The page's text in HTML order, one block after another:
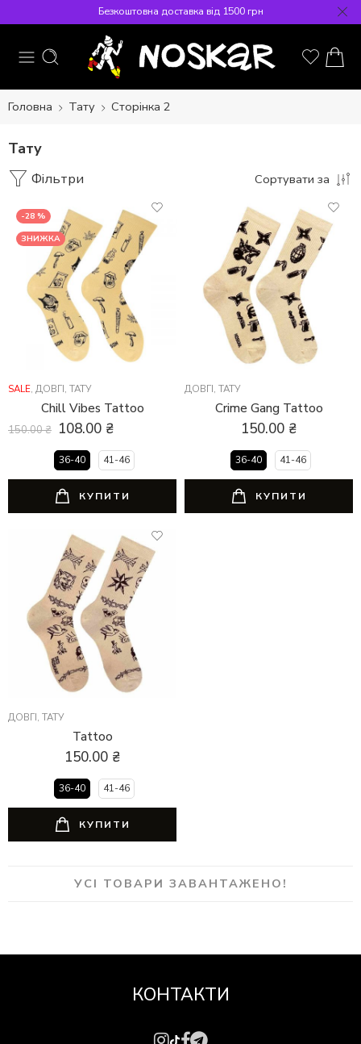
Безкоштовна доставка від 1500 грн
Головна Тату Сторінка 2
Тату
Фільтри Сортувати за
-28 %
ЗНИЖКА
SALE, ДОВГІ, ТАТУ
Chill Vibes Tattoo
150.00₴ 108.00 ₴
36-40 41-46
КУПИТИ
ДОВГІ, ТАТУ
Crime Gang Tattoo
150.00 ₴
36-40 41-46
КУПИТИ
ДОВГІ, ТАТУ
Tattoo
150.00 ₴
36-40 41-46
КУПИТИ
УСІ ТОВАРИ ЗАВАНТАЖЕНО!
КОНТАКТИ